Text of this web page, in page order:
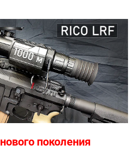
нового поколения